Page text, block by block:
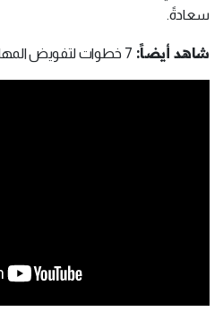
سعادةً.
شاهد أيضاً: 7 خطوات لتفويض المهام وفق نصائح مديري غوغل